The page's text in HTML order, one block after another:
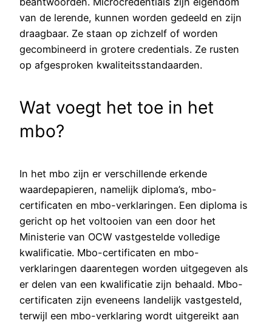
van de lerende, kunnen worden gedeeld en zijn
draagbaar. Ze staan op zichzelf of worden
gecombineerd in grotere credentials. Ze rusten
op afgesproken kwaliteitsstandaarden​.
Wat voegt het toe in het
mbo?
In het mbo zijn er verschillende erkende
waardepapieren, namelijk diploma’s, mbo-
certificaten en mbo-verklaringen. Een diploma is
gericht op het voltooien van een door het
Ministerie van OCW vastgestelde volledige
kwalificatie. Mbo-certificaten en mbo-
verklaringen daarentegen worden uitgegeven als
er delen van een kwalificatie zijn behaald. Mbo-
certificaten zijn eveneens landelijk vastgesteld,
terwijl een mbo-verklaring wordt uitgereikt aan